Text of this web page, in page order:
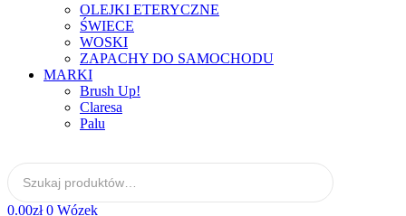
OLEJKI ETERYCZNE
ŚWIECE
WOSKI
ZAPACHY DO SAMOCHODU
MARKI
Brush Up!
Claresa
Palu
0.00zł 0 Wózek